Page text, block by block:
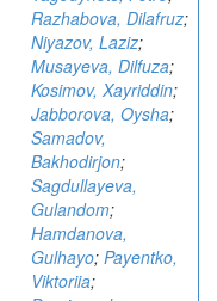
Razhabova, Dilafruz;
Niyazov, Laziz;
Musayeva, Dilfuza;
Kosimov, Xayriddin;
Jabborova, Oysha;
Samadov,
Bakhodirjon;
Sagdullayeva,
Gulandom;
Hamdanova,
Gulhayo; Payentko,
Viktoriia;